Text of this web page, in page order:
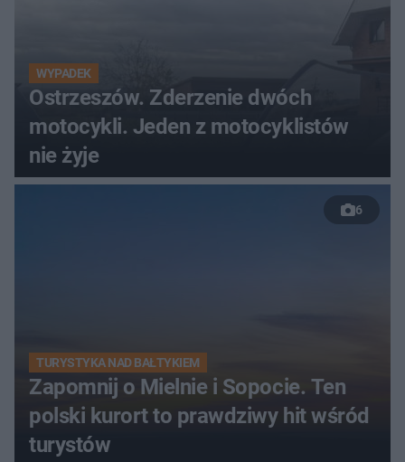
WYPADEK
Ostrzeszów. Zderzenie dwóch
motocykli. Jeden z motocyklistów
nie żyje
6
TURYSTYKA NAD BAŁTYKIEM
Zapomnij o Mielnie i Sopocie. Ten
polski kurort to prawdziwy hit wśród
turystów